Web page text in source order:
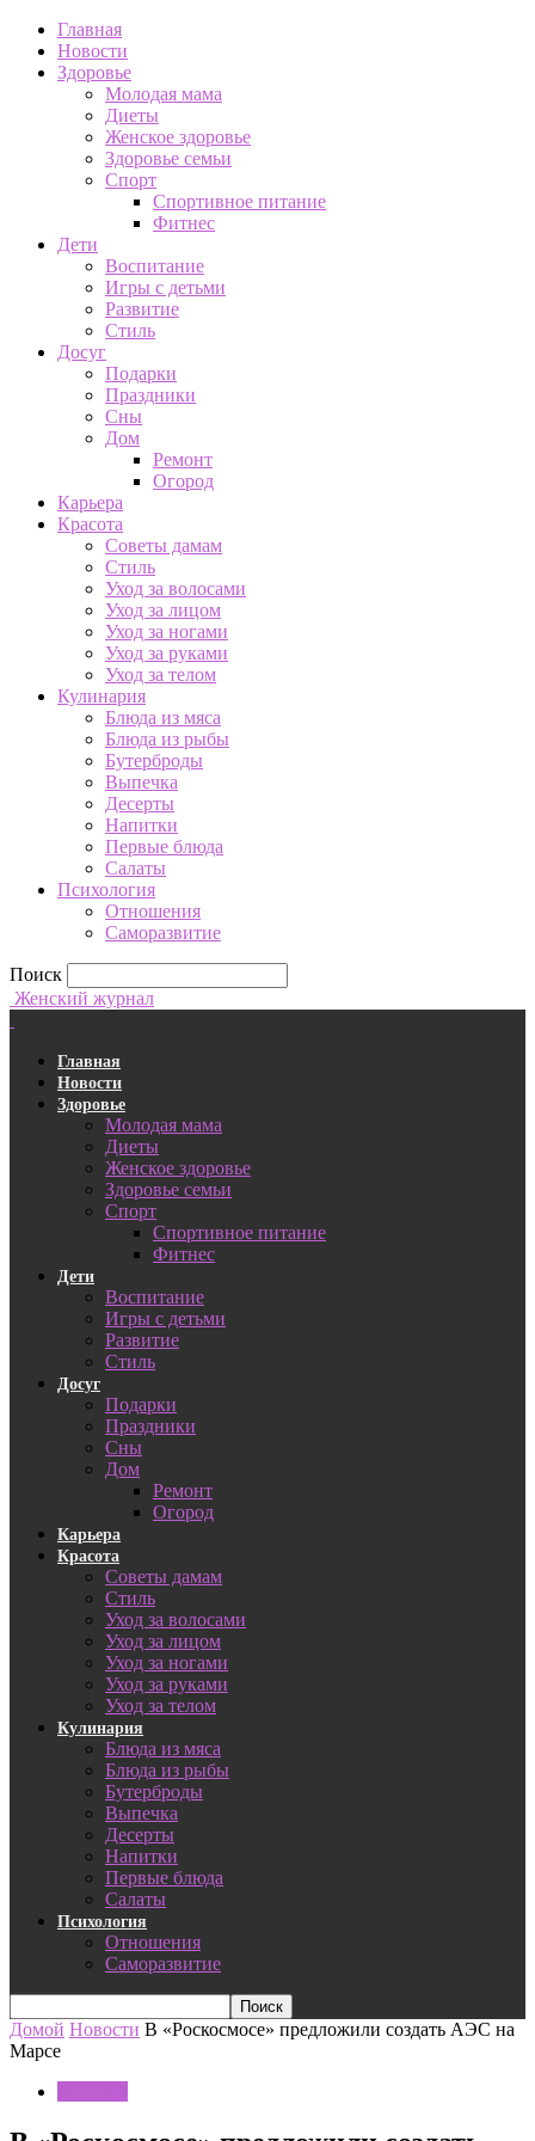
Главная
Новости
Здоровье
Молодая мама
Диеты
Женское здоровье
Здоровье семьи
Спорт
Спортивное питание
Фитнес
Дети
Воспитание
Игры с детьми
Развитие
Стиль
Досуг
Подарки
Праздники
Сны
Дом
Ремонт
Огород
Карьера
Красота
Советы дамам
Стиль
Уход за волосами
Уход за лицом
Уход за ногами
Уход за руками
Уход за телом
Кулинария
Блюда из мяса
Блюда из рыбы
Бутерброды
Выпечка
Десерты
Напитки
Первые блюда
Салаты
Психология
Отношения
Саморазвитие
Поиск
Женский журнал
Главная
Новости
Здоровье
Молодая мама
Диеты
Женское здоровье
Здоровье семьи
Спорт
Спортивное питание
Фитнес
Дети
Воспитание
Игры с детьми
Развитие
Стиль
Досуг
Подарки
Праздники
Сны
Дом
Ремонт
Огород
Карьера
Красота
Советы дамам
Стиль
Уход за волосами
Уход за лицом
Уход за ногами
Уход за руками
Уход за телом
Кулинария
Блюда из мяса
Блюда из рыбы
Бутерброды
Выпечка
Десерты
Напитки
Первые блюда
Салаты
Психология
Отношения
Саморазвитие
Домой Новости В «Роскосмосе» предложили создать АЭС на
Марсе